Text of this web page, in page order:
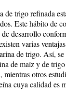
de tri­­go refinada
Este hábito de
de desarrollo
varias
de trigo. Así,
de maíz y de
otros
cuya calidad es